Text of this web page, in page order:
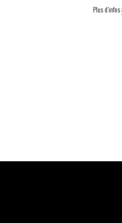
Plus d’infos